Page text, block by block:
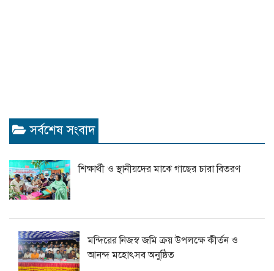
সর্বশেষ সংবাদ
শিক্ষার্থী ও স্থানীয়দের মাঝে গাছের চারা বিতরণ
মন্দিরের নিজস্ব জমি ক্রয় উপলক্ষে কীর্তন ও
আনন্দ মহোৎসব অনুষ্ঠিত